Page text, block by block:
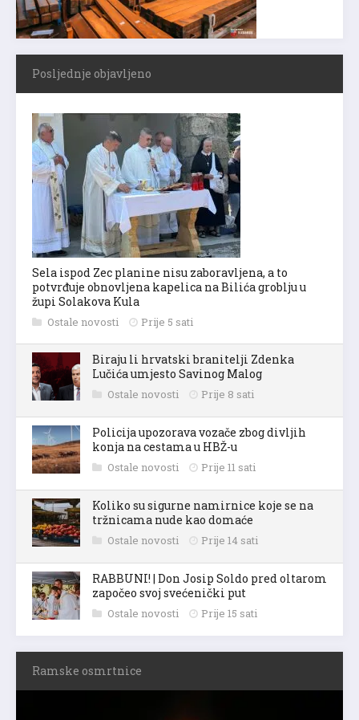
Posljednje objavljeno
Sela ispod Zec planine nisu zaboravljena, a to
potvrđuje obnovljena kapelica na Bilića groblju u
župi Solakova Kula
Ostale novosti Prije 5 sati
Biraju li hrvatski branitelji Zdenka
Lučića umjesto Savinog Malog
Ostale novosti Prije 8 sati
Policija upozorava vozače zbog divljih
konja na cestama u HBŽ-u
Ostale novosti Prije 11 sati
Koliko su sigurne namirnice koje se na
tržnicama nude kao domaće
Ostale novosti Prije 14 sati
RABBUNI! | Don Josip Soldo pred oltarom
započeo svoj svećenički put
Ostale novosti Prije 15 sati
Ramske osmrtnice